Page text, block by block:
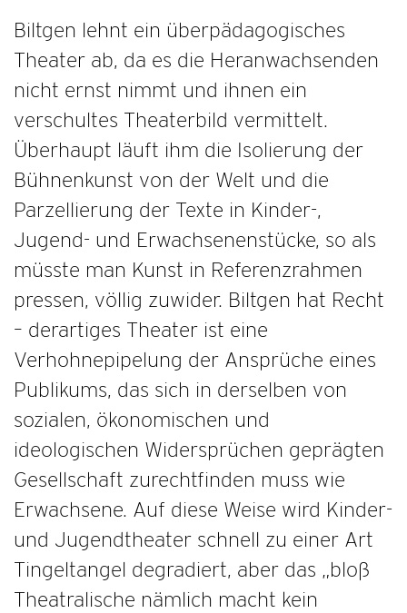
Biltgen lehnt ein überpädagogisches
Theater ab, da es die Heranwachsenden
nicht ernst nimmt und ihnen ein
verschultes Theaterbild vermittelt.
Überhaupt läuft ihm die Isolierung der
Bühnenkunst von der Welt und die
Parzellierung der Texte in Kinder-,
Jugend- und Erwachsenenstücke, so als
müsste man Kunst in Referenzrahmen
pressen, völlig zuwider. Biltgen hat Recht
– derartiges Theater ist eine
Verhohnepipelung der Ansprüche eines
Publikums, das sich in derselben von
sozialen, ökonomischen und
ideologischen Widersprüchen geprägten
Gesellschaft zurechtfinden muss wie
Erwachsene. Auf diese Weise wird Kinder-
und Jugendtheater schnell zu einer Art
Tingeltangel degradiert, aber das „bloß
Theatralische nämlich macht kein